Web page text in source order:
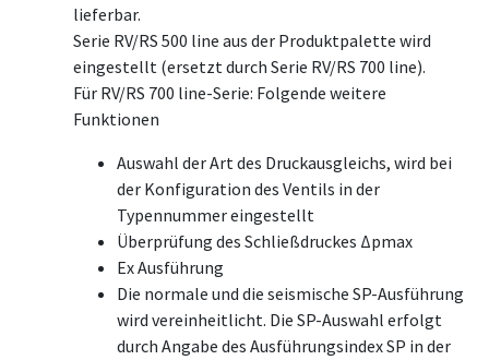
lieferbar.
Serie RV/RS 500 line aus der Produktpalette wird
eingestellt (ersetzt durch Serie RV/RS 700 line).
Für RV/RS 700 line-Serie: Folgende weitere
Funktionen
Auswahl der Art des Druckausgleichs, wird bei
der Konfiguration des Ventils in der
Typennummer eingestellt
Überprüfung des Schließdruckes Δpmax
Ex Ausführung
Die normale und die seismische SP-Ausführung
wird vereinheitlicht. Die SP-Auswahl erfolgt
durch Angabe des Ausführungsindex SP in der